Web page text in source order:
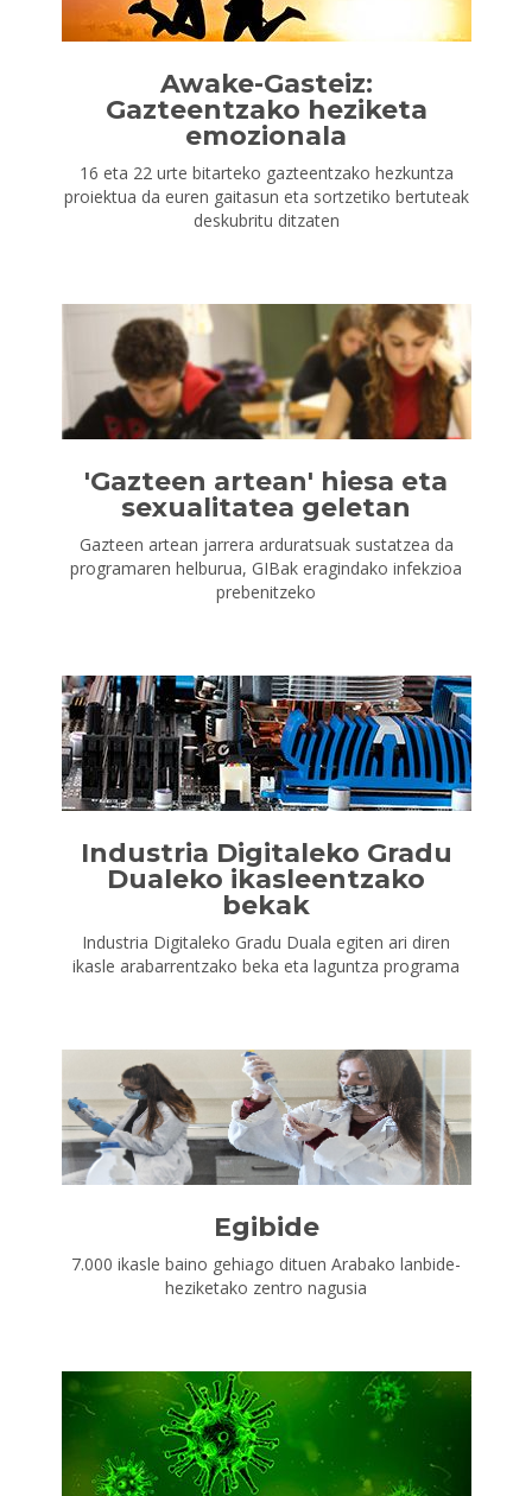
Awake-Gasteiz:
Gazteentzako heziketa
emozionala
16 eta 22 urte bitarteko gazteentzako hezkuntza
proiektua da euren gaitasun eta sortzetiko bertuteak
deskubritu ditzaten
'Gazteen artean' hiesa eta
sexualitatea geletan
Gazteen artean jarrera arduratsuak sustatzea da
programaren helburua, GIBak eragindako infekzioa
prebenitzeko
Industria Digitaleko Gradu
Dualeko ikasleentzako
bekak
Industria Digitaleko Gradu Duala egiten ari diren
ikasle arabarrentzako beka eta laguntza programa
Egibide
7.000 ikasle baino gehiago dituen Arabako lanbide-
heziketako zentro nagusia